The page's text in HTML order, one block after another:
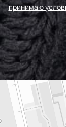
F201/2
голубая
249/1
198
203/2
193
принимаю